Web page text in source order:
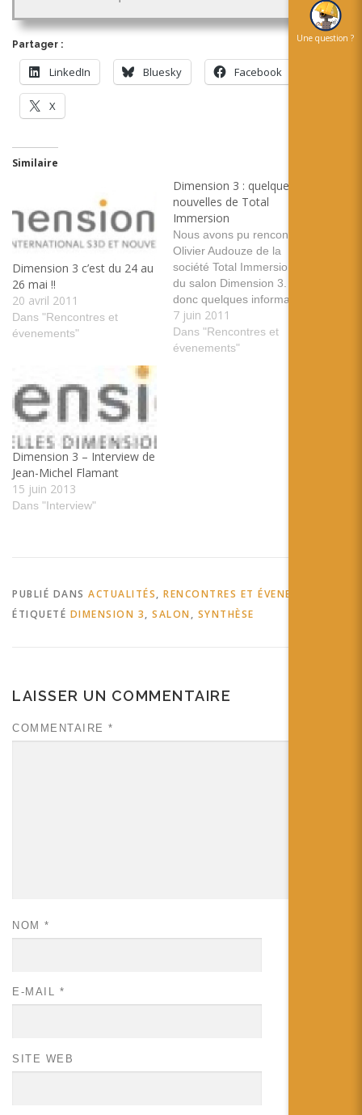
Partager :
LinkedIn Bluesky Facebook
X
Similaire
Dimension 3 c’est du 24 au
26 mai !!
20 avril 2011
Dans "Rencontres et
évenements"
Dimension 3 : quelques
nouvelles de Total
Immersion
Nous avons pu rencontrer
Olivier Audouze de la
société Total Immersion lors
du salon Dimension 3. Voici
donc quelques informations
sur l'actualité de la société !
Dimension 3 : Interview de
Olivier Audouze de Total
7 juin 2011
Dans "Rencontres et
évenements"
Dimension 3 – Interview de
Jean-Michel Flamant
15 juin 2013
Dans "Interview"
PUBLIÉ DANS ACTUALITÉS, RENCONTRES ET ÉVENEMENTS
ÉTIQUETÉ DIMENSION 3, SALON , SYNTHÈSE
LAISSER UN COMMENTAIRE
COMMENTAIRE *
NOM *
E-MAIL *
SITE WEB
Une question ?